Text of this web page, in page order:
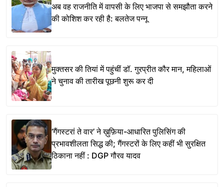
अब वह राजनीति में वापसी के लिए भाजपा से समझौता करने
की कोशिश कर रही है: बलतेज पन्नू
मुक्तसर की तियां में पहुंचीं डॉ. गुरप्रीत कौर मान, महिलाओं
ने चुनाव की तारीख पूछनी शुरू कर दी
‘गैंगस्टरां ते वार’ ने ख़ुफ़िया-आधारित पुलिसिंग की
प्रभावशीलता सिद्ध की; गैंगस्टरों के लिए कहीं भी सुरक्षित
ठिकाना नहीं : DGP गौरव यादव